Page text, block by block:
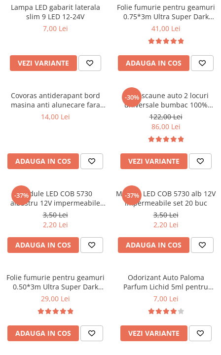
Brelocuri Auto Metalice Chei
Capace Prezoane
Carcasa cheie Bmw
Carcasa Cheie Ford
Carcasa Cheie Hyundai
Carcasa Cheie Peugeot
Carcasa Cheie Renault
Carcasa Cheie Toyota
Carcasa Cheie Volkswagen
Cotiere Auto
Huse Volan Auto
Huse Volan din Piele Ecologica
Huse Volan din Piele Ecologica cu
Huse Volan Piele Naturala
Huse Volan Silicon
Nuca Volan
Lampa LED gabarit laterala
slim 9 LED 12-24V
7,00 Lei
VEZI VARIANTE
Folie fumurie pentru geamuri
0.75*3m Ultra Super Dark
Black 1%
41,00 Lei
ADAUGA IN COS
Covoras antiderapant bord
masina anti alunecare fara
lipire
14,00 Lei
ADAUGA IN COS
-30%
Huse scaune auto 2 locuri
universale bumbac 100%
pentru scaune fata masina
122,00 Lei
86,00 Lei
VEZI VARIANTE
-37%
Module LED COB 5730
albastru 12V impermeabile
set 20 buc
3,50 Lei
2,20 Lei
ADAUGA IN COS
-37%
Module LED COB 5730 alb 12V
impermeabile set 20 buc
3,50 Lei
2,20 Lei
ADAUGA IN COS
Folie fumurie pentru geamuri
0.50*3m Ultra Super Dark
Black 1%
29,00 Lei
ADAUGA IN COS
Odorizant Auto Paloma
Parfum Lichid 5ml pentru
Masina, Diverse Arome
7,00 Lei
VEZI VARIANTE